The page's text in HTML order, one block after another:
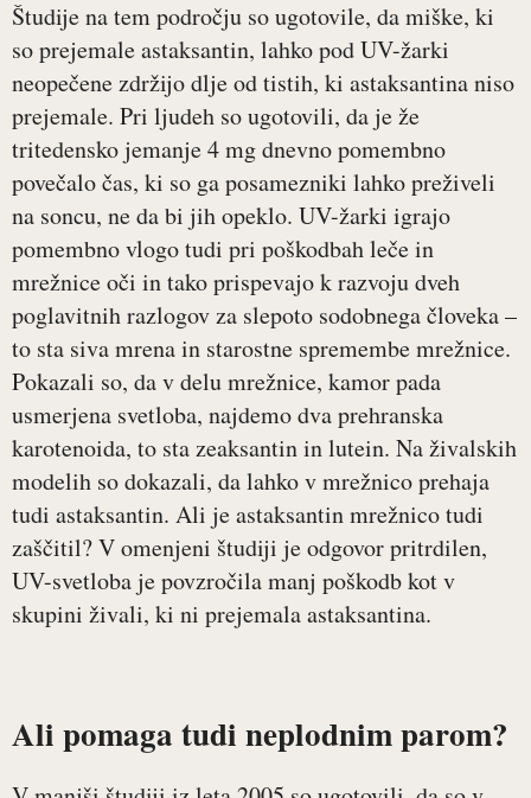
Študije na tem področju so ugotovile, da miške, ki
so prejemale astaksantin, lahko pod UV-žarki
neopečene zdržijo dlje od tistih, ki astaksantina niso
prejemale. Pri ljudeh so ugotovili, da je že
tritedensko jemanje 4 mg dnevno pomembno
povečalo čas, ki so ga posamezniki lahko preživeli
na soncu, ne da bi jih opeklo. UV-žarki igrajo
pomembno vlogo tudi pri poškodbah leče in
mrežnice oči in tako prispevajo k razvoju dveh
poglavitnih razlogov za slepoto sodobnega človeka –
to sta siva mrena in starostne spremembe mrežnice.
Pokazali so, da v delu mrežnice, kamor pada
usmerjena svetloba, najdemo dva prehranska
karotenoida, to sta zeaksantin in lutein. Na živalskih
modelih so dokazali, da lahko v mrežnico prehaja
tudi astaksantin. Ali je astaksantin mrežnico tudi
zaščitil? V omenjeni študiji je odgovor pritrdilen,
UV-svetloba je povzročila manj poškodb kot v
skupini živali, ki ni prejemala astaksantina.
Ali pomaga tudi neplodnim parom?